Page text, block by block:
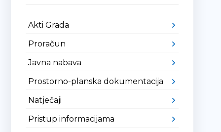
Akti Grada
Proračun
Javna nabava
Prostorno-planska dokumentacija
Natječaji
Pristup informacijama